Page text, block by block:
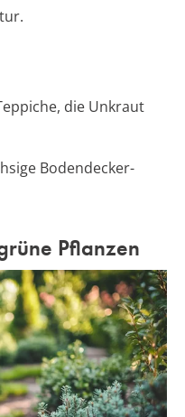
die Unkraut
Bodendecker-
Pflanzen